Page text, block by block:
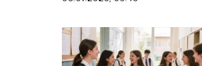
федерального
округа